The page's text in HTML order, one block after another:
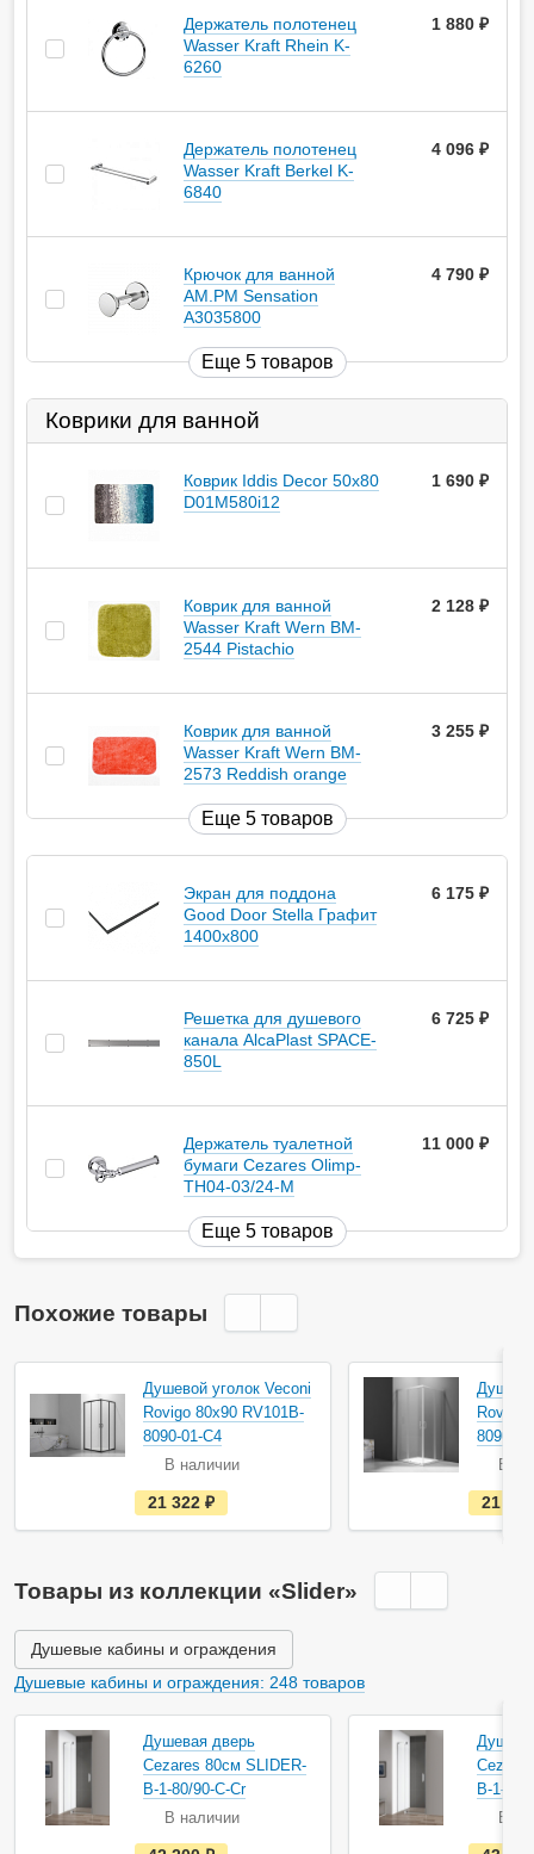
Держатель полотенец
Wasser Kraft Rhein K-
6260
1 880
Держатель полотенец
Wasser Kraft Berkel K-
6840
4 096
Крючок для ванной
AM.PM Sensation
A3035800
4 790
Еще 5 товаров
Коврики для ванной
Коврик Iddis Decor 50х80
D01M580i12
1 690
Коврик для ванной
Wasser Kraft Wern BM-
2544 Pistachio
2 128
Коврик для ванной
Wasser Kraft Wern BM-
2573 Reddish orange
3 255
Еще 5 товаров
Экран для поддона
Good Door Stella Графит
1400x800
6 175
Решетка для душевого
канала AlcaPlast SPACE-
850L
6 725
Держатель туалетной
бумаги Cezares Olimp-
TH04-03/24-M
11 000
Еще 5 товаров
Похожие товары
Душевой уголок Veconi
Rovigo 80х90 RV101B-
8090-01-C4
В наличии
е
с
т
а
и
ч
и
и
21 322
Rovigo
8090-
В
21
Товары из коллекции «Slider»
Душевые кабины и ограждения
Душевые кабины и ограждения: 248 товаров
Душевая дверь
Cezares 80см SLIDER-
B-1-80/90-C-Cr
В наличии
е
B-1-90/
В